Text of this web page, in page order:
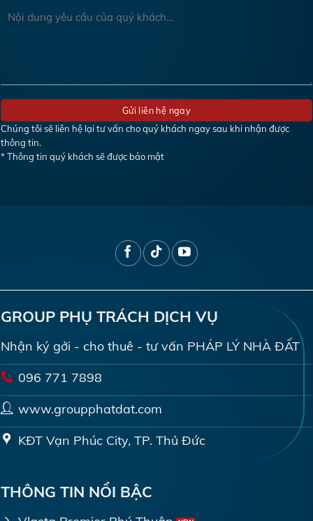
Chúng tôi sẽ liên hệ lại tư vấn cho quý khách ngay sau khi nhận được
thông tin.
* Thông tin quý khách sẽ được bảo mật
GROUP PHỤ TRÁCH DỊCH VỤ
Nhận ký gởi - cho thuê - tư vấn PHÁP LÝ NHÀ ĐẤT
096 771 7898
www.groupphatdat.com
KĐT Vạn Phúc City, TP. Thủ Đức
THÔNG TIN NỔI BẬC